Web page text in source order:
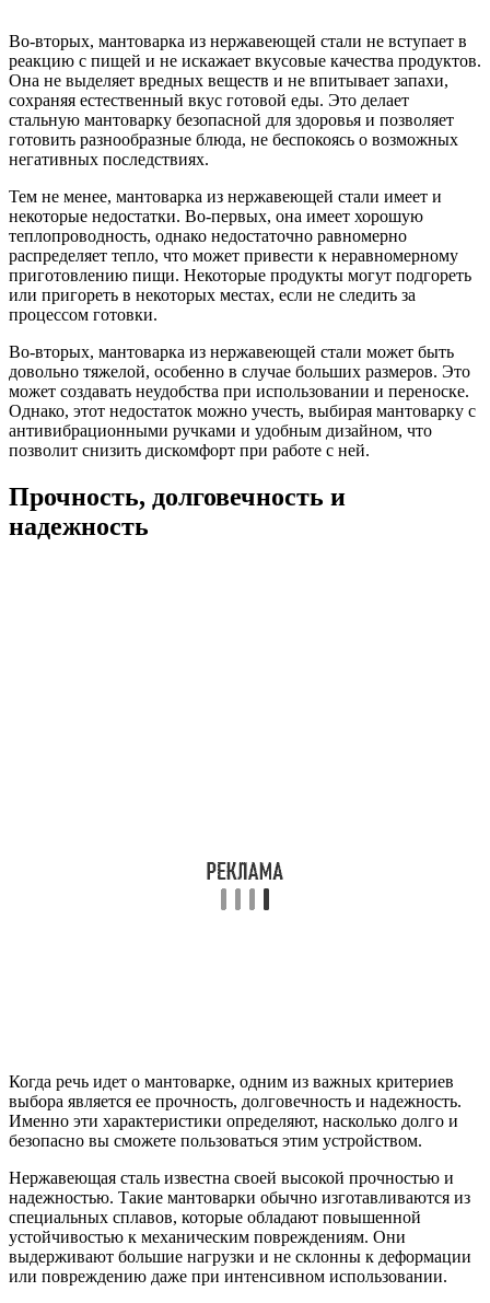
Во-вторых, мантоварка из нержавеющей стали не вступает в
реакцию с пищей и не искажает вкусовые качества продуктов.
Она не выделяет вредных веществ и не впитывает запахи,
сохраняя естественный вкус готовой еды. Это делает
стальную мантоварку безопасной для здоровья и позволяет
готовить разнообразные блюда, не беспокоясь о возможных
негативных последствиях.
Тем не менее, мантоварка из нержавеющей стали имеет и
некоторые недостатки. Во-первых, она имеет хорошую
теплопроводность, однако недостаточно равномерно
распределяет тепло, что может привести к неравномерному
приготовлению пищи. Некоторые продукты могут подгореть
или пригореть в некоторых местах, если не следить за
процессом готовки.
Во-вторых, мантоварка из нержавеющей стали может быть
довольно тяжелой, особенно в случае больших размеров. Это
может создавать неудобства при использовании и переноске.
Однако, этот недостаток можно учесть, выбирая мантоварку с
антивибрационными ручками и удобным дизайном, что
позволит снизить дискомфорт при работе с ней.
Прочность, долговечность и
надежность
Когда речь идет о мантоварке, одним из важных критериев
выбора является ее прочность, долговечность и надежность.
Именно эти характеристики определяют, насколько долго и
безопасно вы сможете пользоваться этим устройством.
Нержавеющая сталь известна своей высокой прочностью и
надежностью. Такие мантоварки обычно изготавливаются из
специальных сплавов, которые обладают повышенной
устойчивостью к механическим повреждениям. Они
выдерживают большие нагрузки и не склонны к деформации
или повреждению даже при интенсивном использовании.